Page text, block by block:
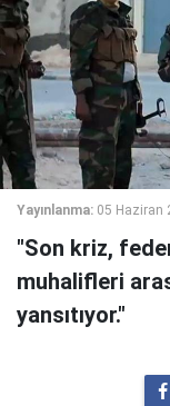
Yayınlanma: 05 Haziran
"Son kriz,
muhalifleri
yansıtıyor."